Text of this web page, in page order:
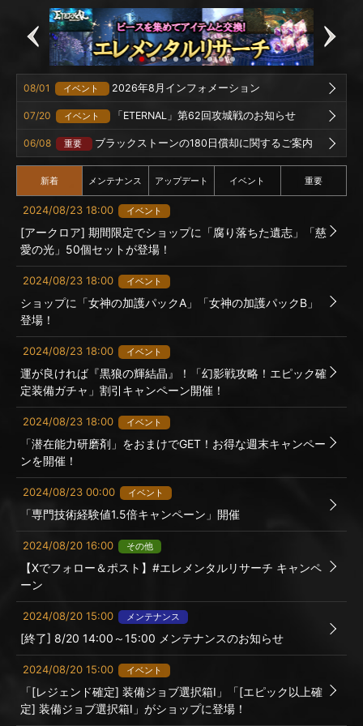
08/01 イベント 2026年8月インフォメーション
07/20 イベント 「ETERNAL」第62回攻城戦のお知らせ
06/08 重要 ブラックストーンの180日償却に関するご案内
新着 メンテナンス アップデート イベント 重要
2024/08/23 18:00 イベント
[アークロア] 期間限定でショップに「腐り落ちた遺志」「慈
愛の光」50個セットが登場！
2024/08/23 18:00 イベント
ショップに「女神の加護パックA」「女神の加護パックB」
登場！
2024/08/23 18:00 イベント
運が良ければ『黒狼の輝結晶』！「幻影戦攻略！エピック確
定装備ガチャ」割引キャンペーン開催！
2024/08/23 18:00 イベント
「潜在能力研磨剤」をおまけでGET！お得な週末キャンペー
ンを開催！
2024/08/23 00:00 イベント
「専門技術経験値1.5倍キャンペーン」開催
2024/08/20 16:00 その他
【Xでフォロー＆ポスト】#エレメンタルリサーチ キャンペ
ーン
2024/08/20 15:00 メンテナンス
[終了] 8/20 14:00～15:00 メンテナンスのお知らせ
2024/08/20 15:00 イベント
「[レジェンド確定] 装備ジョブ選択箱I」「[エピック以上確
定] 装備ジョブ選択箱I」がショップに登場！